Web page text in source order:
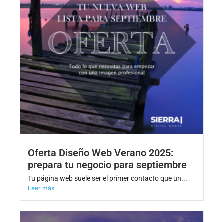
Oferta Diseño Web Verano 2025:
prepara tu negocio para septiembre
Tu página web suele ser el primer contacto que un...
Leer más